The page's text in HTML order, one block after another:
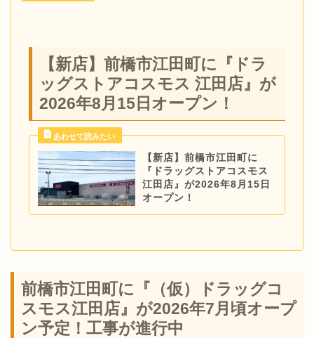
【新店】前橋市江田町に『ドラ
ッグストアコスモス 江田店』が
2026年8月15日オープン！
【新店】前橋市江田町に
『ドラッグストアコスモス
江田店』が2026年8月15日
オープン！
前橋市江田町に『（仮）ドラッグコ
スモス江田店』が2026年7月頃オープ
ン予定！工事が進行中